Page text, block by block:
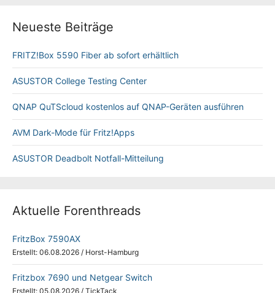
Neueste Beiträge
FRITZ!Box 5590 Fiber ab sofort erhältlich
ASUSTOR College Testing Center
QNAP QuTScloud kostenlos auf QNAP-Geräten ausführen
AVM Dark-Mode für Fritz!Apps
ASUSTOR Deadbolt Notfall-Mitteilung
Aktuelle Forenthreads
FritzBox 7590AX
Erstellt: 06.08.2026 / Horst-Hamburg
Fritzbox 7690 und Netgear Switch
Erstellt: 05.08.2026 / TickTack